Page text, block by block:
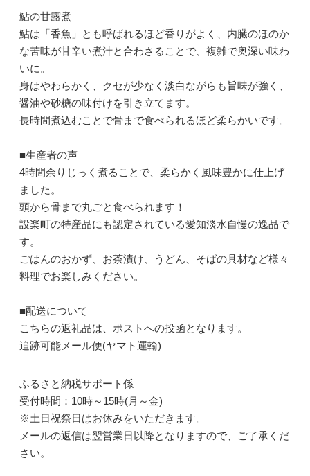
鮎の甘露煮
鮎は「香魚」とも呼ばれるほど香りがよく、内臓のほのか
な苦味が甘辛い煮汁と合わさることで、複雑で奥深い味わ
いに。
身はやわらかく、クセが少なく淡白ながらも旨味が強く、
醤油や砂糖の味付けを引き立てます。
長時間煮込むことで骨まで食べられるほど柔らかいです。
■生産者の声
4時間余りじっく煮ることで、柔らかく風味豊かに仕上げ
ました。
頭から骨まで丸ごと食べられます！
設楽町の特産品にも認定されている愛知淡水自慢の逸品で
す。
ごはんのおかず、お茶漬け、うどん、そばの具材など様々
料理でお楽しみください。
■配送について
こちらの返礼品は、ポストへの投函となります。
追跡可能メール便(ヤマト運輸)
ふるさと納税サポート係
受付時間：10時～15時(月～金)
※土日祝祭日はお休みをいただきます。
メールの返信は翌営業日以降となりますので、ご了承くだ
さい。